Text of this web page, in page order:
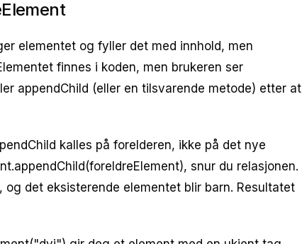
elementet og fyller det med innhold, men
finnes i koden, men brukeren ser
appendChild (eller en tilsvarende metode) etter at
kalles på forelderen, ikke på det nye
snur du relasjonen.
og det eksisterende elementet blir barn. Resultatet